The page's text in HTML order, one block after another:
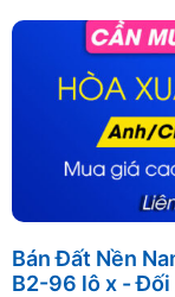
Bán Đất Nền
B2-96 lô x - Đối